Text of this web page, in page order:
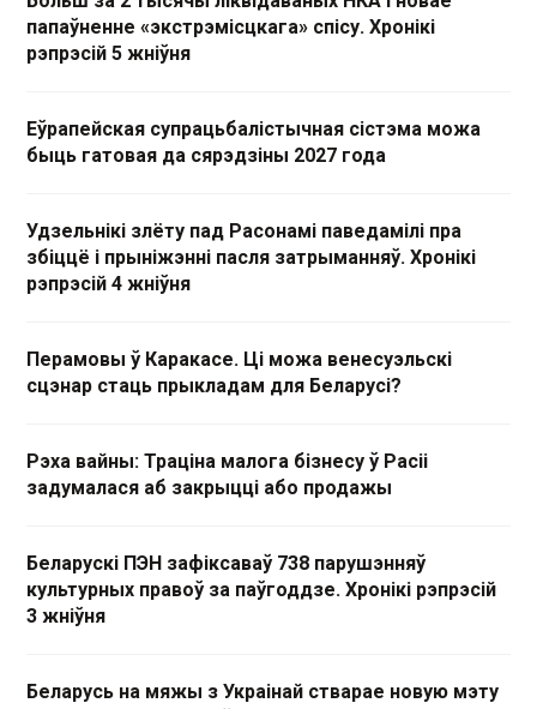
папаўненне «экстрэмісцкага» спісу. Хронікі
рэпрэсій 5 жніўня
Еўрапейская супрацьбалістычная сістэма можа
быць гатовая да сярэдзіны 2027 года
Удзельнікі злёту пад Расонамі паведамілі пра
збіццё і прыніжэнні пасля затрыманняў. Хронікі
рэпрэсій 4 жніўня
Перамовы ў Каракасе. Ці можа венесуэльскі
сцэнар стаць прыкладам для Беларусі?
Рэха вайны: Траціна малога бізнесу ў Расіі
задумалася аб закрыцці або продажы
Беларускі ПЭН зафіксаваў 738 парушэнняў
культурных правоў за паўгоддзе. Хронікі рэпрэсій
3 жніўня
Беларусь на мяжы з Украінай стварае новую мэту